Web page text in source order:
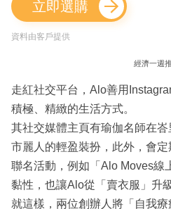
立即選購
資料由客戶提供
經濟一週
走紅社交平台，Alo善用
積極、精緻的生活方式。
其社交媒體主頁有瑜伽名師在
市麗人的輕盈裝扮，此外，會
聯名活動，例如「Alo Moves線
黏性，也讓Alo從「賣衣服」升
就這樣，兩位創辦人將「自我